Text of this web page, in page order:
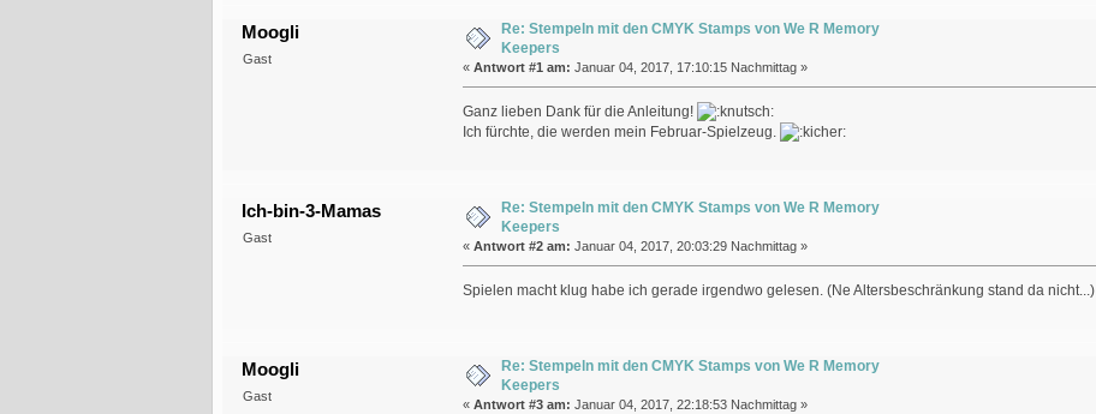
Moogli
Gast
Re: Stempeln mit den CMYK Stamps von We R Memory
Keepers
« Antwort #1 am: Januar 04, 2017, 17:10:15 Nachmittag »
Ganz lieben Dank für die Anleitung!
Ich fürchte, die werden mein Februar-Spielzeug.
Ich-bin-3-Mamas
Gast
Re: Stempeln mit den CMYK Stamps von We R Memory
Keepers
« Antwort #2 am: Januar 04, 2017, 20:03:29 Nachmittag »
Spielen macht klug habe ich gerade irgendwo gelesen. (Ne Altersbeschränkung stand da nicht...)
Moogli
Gast
Re: Stempeln mit den CMYK Stamps von We R Memory
Keepers
« Antwort #3 am: Januar 04, 2017, 22:18:53 Nachmittag »